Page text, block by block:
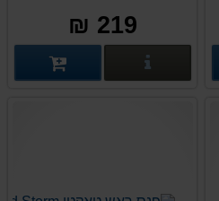
219 ₪
פרטים נוספים